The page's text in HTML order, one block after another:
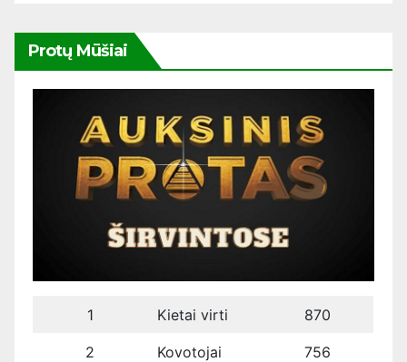
Protų Mūšiai
1 Kietai virti 870
2 Kovotojai 756